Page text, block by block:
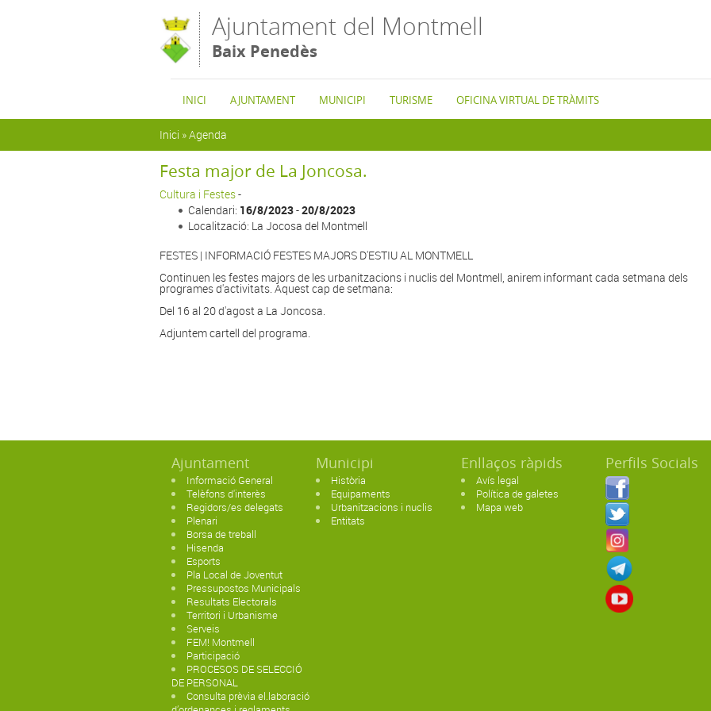
Ajuntament del Montmell
Baix Penedès
INICI AJUNTAMENT MUNICIPI TURISME OFICINA VIRTUAL DE TRÀMITS
Inici »Agenda
Festa major de La Joncosa.
Cultura i Festes-
Calendari: 16/8/2023-20/8/2023
Localització: La Jocosa del Montmell
FESTES | INFORMACIÓ FESTES MAJORS D'ESTIU AL MONTMELL
Continuen les festes majors de les urbanitzacions i nuclis del Montmell, anirem informant cada setmana dels
programes d'activitats. Aquest cap de setmana:
Del 16 al 20 d'agost a La Joncosa.
Adjuntem cartell del programa.
Ajuntament
Informació General
Telèfons d'interès
Regidors/es delegats
Plenari
Borsa de treball
Hisenda
Esports
Pla Local de Joventut
Pressupostos Municipals
Resultats Electorals
Territori i Urbanisme
Serveis
FEM! Montmell
Participació
PROCESOS DE SELECCIÓ
DE PERSONAL
Consulta prèvia el.laboració
Municipi
Història
Equipaments
Urbanitzacions i nuclis
Entitats
Enllaços ràpids
Avís legal
Política de galetes
Mapa web
Perfils Socials